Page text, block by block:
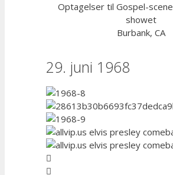
Optagelser til Gospel-
showet
Burbank, CA
29. juni 1968